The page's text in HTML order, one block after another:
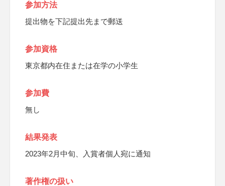
参加方法
提出物を下記提出先まで郵送
参加資格
東京都内在住または在学の小学生
参加費
無し
結果発表
2023年2月中旬、入賞者個人宛に通知
著作権の扱い